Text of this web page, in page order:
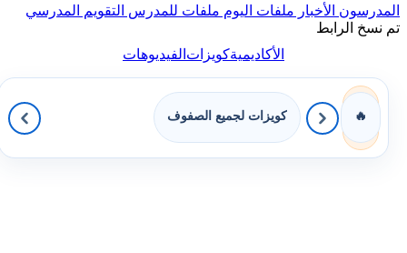
المدرسون الأخبار ملفات اليوم ملفات للمدرس التقويم المدرسي
تم نسخ الرابط
الأكاديميةكويزاتالفيديوهات
🔥 كويزات لجميع الصفوف